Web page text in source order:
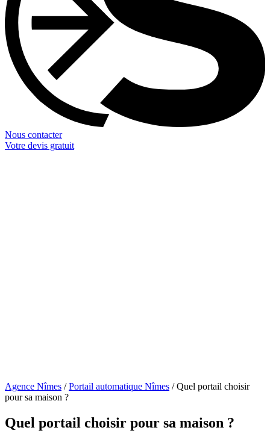
Nous contacter
Votre devis gratuit
Agence Nîmes / Portail automatique Nîmes / Quel portail choisir
pour sa maison ?
Quel portail choisir pour sa maison ?